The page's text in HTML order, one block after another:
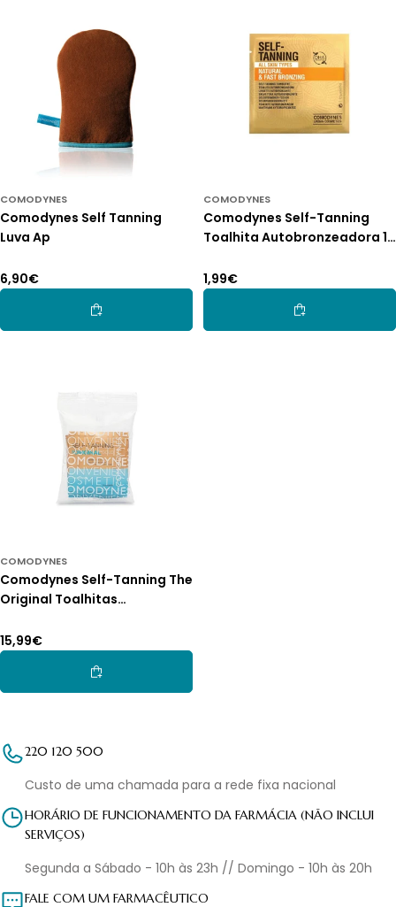
COMODYNES
Comodynes Self Tanning
Luva Ap
Preço
normal
6,90€
Adicionar Ao Carrinho
COMODYNES
Comodynes Self-Tanning
Toalhita Autobronzeadora 1
Preço
normal
1,99€
Adicionar Ao
COMODYNES
Comodynes Self-Tanning The
Original Toalhitas
Preço
normal
15,99€
Adicionar Ao Carrinho
220 120 500
Custo de uma chamada para a rede fixa nacional
HORÁRIO DE FUNCIONAMENTO DA FARMÁCIA (NÃO INCLUI
SERVIÇOS)
Segunda a Sábado - 10h às 23h // Domingo - 10h às 20h
FALE COM UM FARMACÊUTICO